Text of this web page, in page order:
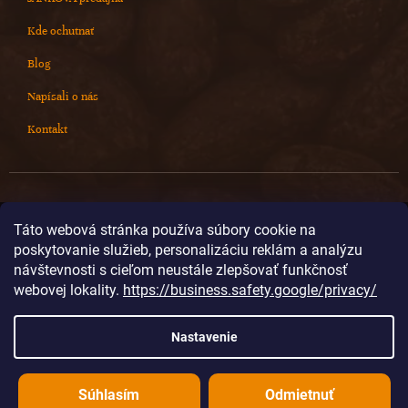
Táto webová stránka používa súbory cookie na
poskytovanie služieb, personalizáciu reklám a analýzu
návštevnosti s cieľom neustále zlepšovať funkčnosť
webovej lokality. https://business.safety.google/privacy/
Nastavenie
Odmietnuť
Súhlasím
Kde ochutnať
Blog
Napísali o nás
Kontakt
info@cokoladovnajanek.sk
+420 778 716 678
@janek_chocolate
Vytvoril Shoptet